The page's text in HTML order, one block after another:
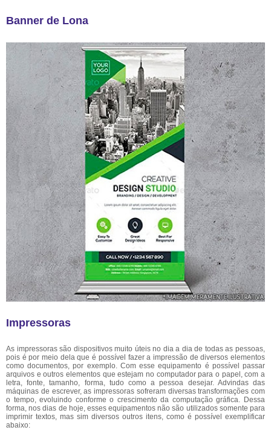
Banner de Lona
Impressoras
As impressoras são dispositivos muito úteis no dia a dia de todas as pessoas,
pois é por meio dela que é possível fazer a impressão de diversos elementos
como documentos, por exemplo. Com esse equipamento é possível passar
arquivos e outros elementos que estejam no computador para o papel, com a
letra, fonte, tamanho, forma, tudo como a pessoa desejar. Advindas das
máquinas de escrever, as impressoras sofreram diversas transformações com
o tempo, evoluindo conforme o crescimento da computação gráfica. Dessa
forma, nos dias de hoje, esses equipamentos não são utilizados somente para
imprimir textos, mas sim diversos outros itens, como é possível exemplificar
abaixo: